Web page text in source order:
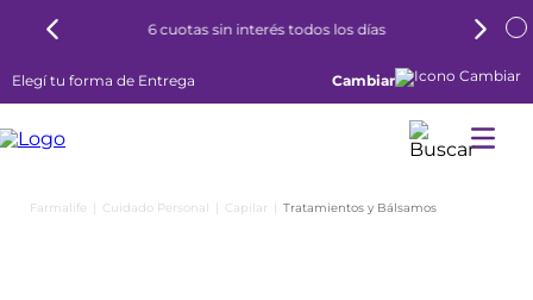
6 cuotas sin interés todos los días
Elegí tu forma de Entrega Cambiar
Cuidado Personal Capilar Tratamientos y Bálsamos